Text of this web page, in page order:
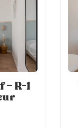
R-1